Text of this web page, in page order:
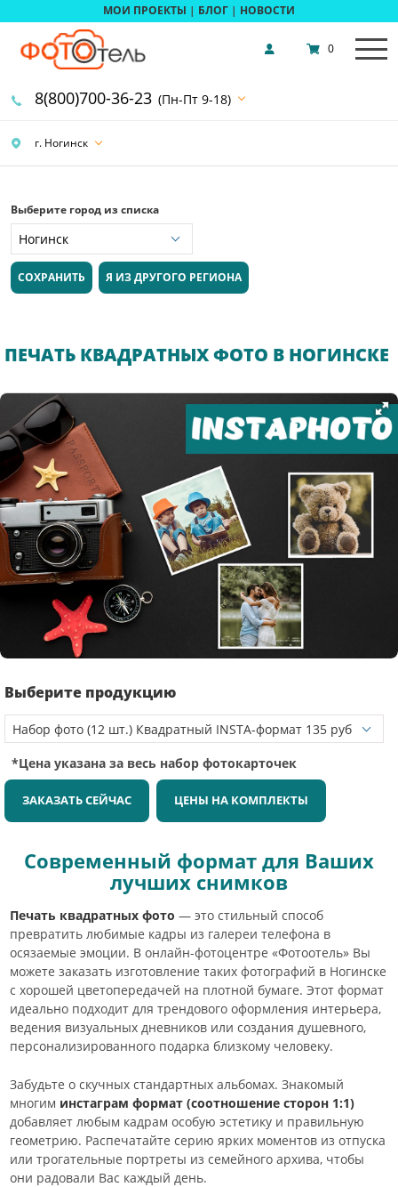
МОИ ПРОЕКТЫ | БЛОГ | НОВОСТИ
г. Ногинск
8(800)700-36-23 (Пн-Пт 9-18)
0
Выберите город из списка
СОХРАНИТЬ Я ИЗ ДРУГОГО РЕГИОНА
ПЕЧАТЬ КВАДРАТНЫХ ФОТО В НОГИНСКЕ
Выберите продукцию
*Цена указана за весь набор фотокарточек
ЗАКАЗАТЬ СЕЙЧАС ЦЕНЫ НА КОМПЛЕКТЫ
Современный формат для Ваших
лучших снимков
Печать квадратных фото — это стильный способ
превратить любимые кадры из галереи телефона в
осязаемые эмоции. В онлайн-фотоцентре «Фотоотель» Вы
можете заказать изготовление таких фотографий в Ногинске
с хорошей цветопередачей на плотной бумаге. Этот формат
идеально подходит для трендового оформления интерьера,
ведения визуальных дневников или создания душевного,
персонализированного подарка близкому человеку.
Забудьте о скучных стандартных альбомах. Знакомый
многим инстаграм формат (соотношение сторон 1:1)
добавляет любым кадрам особую эстетику и правильную
геометрию. Распечатайте серию ярких моментов из отпуска
или трогательные портреты из семейного архива, чтобы
они радовали Вас каждый день.